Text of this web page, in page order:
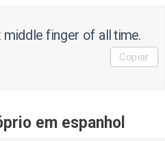
finger of all time.
Copiar
em espanhol